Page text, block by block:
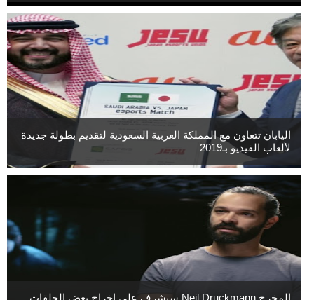
اليابان تتعاون مع المملكة العربية السعودية لتقديم بطولة جديدة
لألعاب الفيديو بـ2019
المخرج Neil Druckmann سيشرف على إخراج بعض الحلقات